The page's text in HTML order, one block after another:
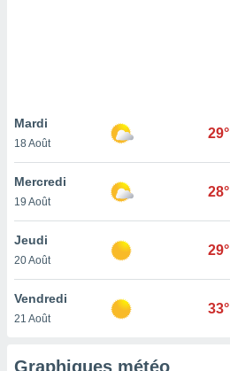
notre
que
et que
Mardi
18 Août
29°
Mercredi
19 Août
28°
Jeudi
20 Août
29°
Vendredi
21 Août
33°
Graphiques météo